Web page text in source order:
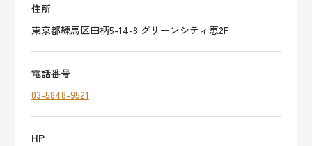
住所
東京都練馬区田柄5-14-8 グリーンシティ恵2F
電話番号
03-5848-9521
HP